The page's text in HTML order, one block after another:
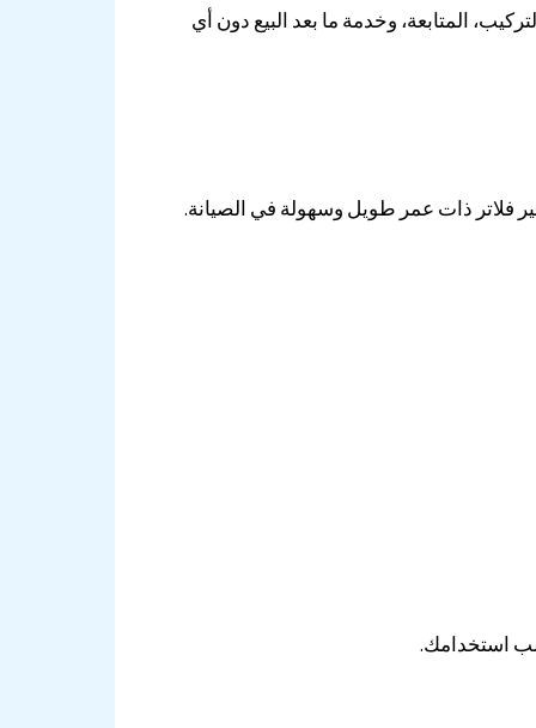
واقعية تشمل التركيب، المتابعة، وخدمة ما بعد البيع دون أي
فلاتر ذات عمر طويل وسهولة في الصيانة.
استخدامك.